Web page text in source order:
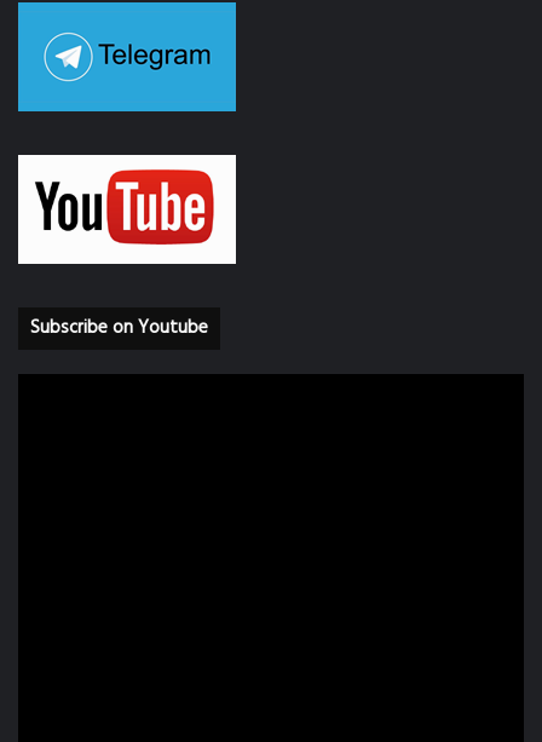
Subscribe on Youtube